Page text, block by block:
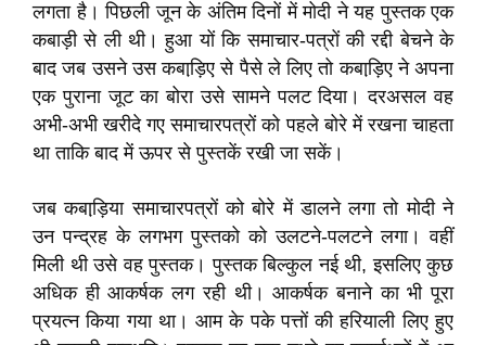
लगता है। पिछली जून के अंतिम दिनों में मोदी ने यह पुस्तक एक
कबाड़ी से ली थी। हुआ यों कि समाचार-पत्रों की रद्दी बेचने के
बाद जब उसने उस कबाड़ि़ए से पैसे ले लिए तो कबाड़ि़ए ने अपना
एक पुराना जूट का बोरा उसे सामने पलट दिया। दरअसल वह
अभी-अभी खरीदे गए समाचारपत्रों को पहले बोरे में रखना चाहता
था ताकि बाद में ऊपर से पुस्तकें रखी जा सकें।
जब कबाड़ि़या समाचारपत्रों को बोरे में डालने लगा तो मोदी ने
उन पन्द्रह के लगभग पुस्तको को उलटने-पलटने लगा। वहीं
मिली थी उसे वह पुस्तक। पुस्तक बिल्कुल नई थी, इसलिए कुछ
अधिक ही आकर्षक लग रही थी। आकर्षक बनाने का भी पूरा
प्रयत्न किया गया था। आम के पके पत्तों की हरियाली लिए हुए